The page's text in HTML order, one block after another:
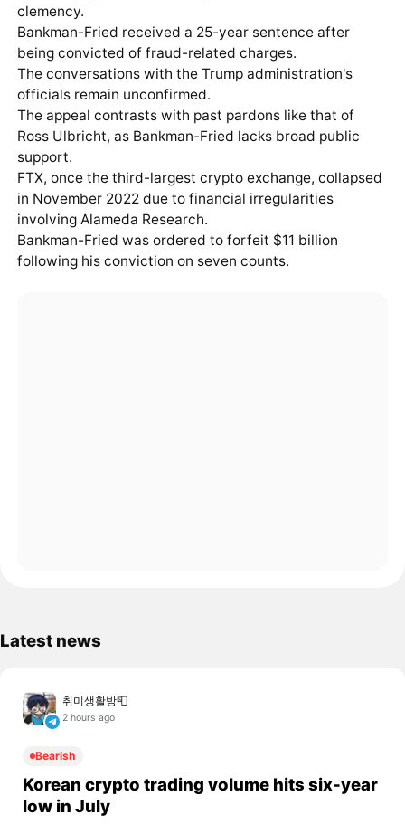
clemency.
Bankman-Fried received a 25-year sentence after
being convicted of fraud-related charges.
The conversations with the Trump administration's
officials remain unconfirmed.
The appeal contrasts with past pardons like that of
Ross Ulbricht, as Bankman-Fried lacks broad public
support.
FTX, once the third-largest crypto exchange, collapsed
in November 2022 due to financial irregularities
involving Alameda Research.
Bankman-Fried was ordered to forfeit $11 billion
following his conviction on seven counts.
Latest news
취미생활방📮
2 hours ago
Bearish
Korean crypto trading volume hits six-year
low in July